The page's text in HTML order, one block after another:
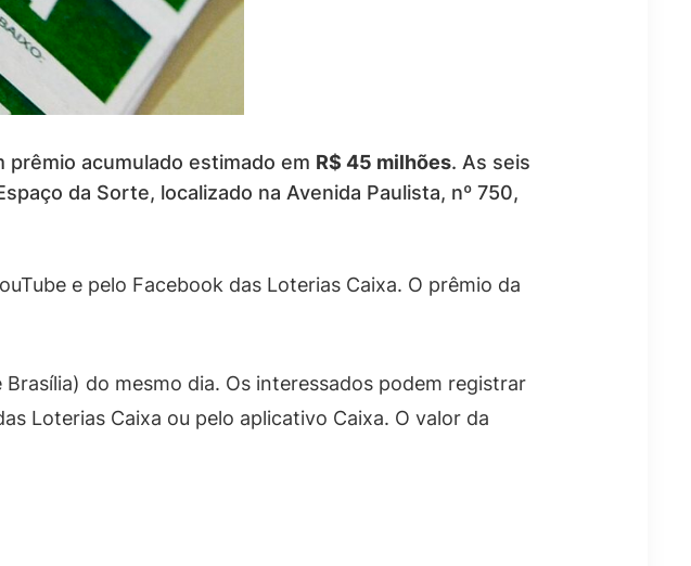
acumulado estimado em R$ 45 milhões. As seis
da Sorte, localizado na Avenida Paulista, nº 750,
e pelo Facebook das Loterias Caixa. O prêmio da
Brasília) do mesmo dia. Os interessados podem registrar
Loterias Caixa ou pelo aplicativo Caixa. O valor da